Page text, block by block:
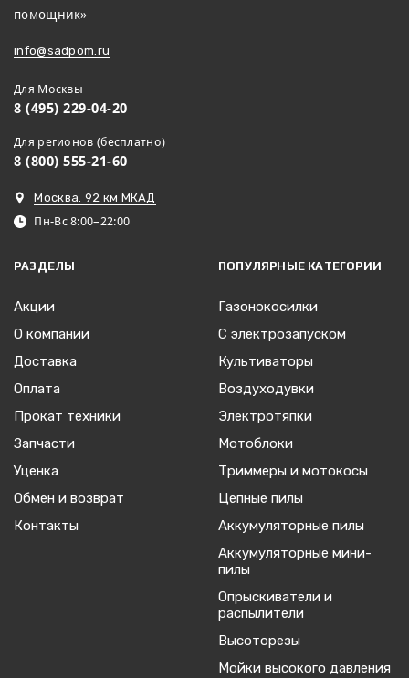
помощник»
info@sadpom.ru
Для Москвы
8 (495) 229-04-20
Для регионов (бесплатно)
8 (800) 555-21-60
Москва. 92 км МКАД
Пн-Вс 8:00–22:00
РАЗДЕЛЫ
Акции
О компании
Доставка
Оплата
Прокат техники
Запчасти
Уценка
Обмен и возврат
Контакты
ПОПУЛЯРНЫЕ КАТЕГОРИИ
Газонокосилки
С электрозапуском
Культиваторы
Воздуходувки
Электротяпки
Мотоблоки
Триммеры и мотокосы
Цепные пилы
Аккумуляторные пилы
Аккумуляторные мини-
пилы
Опрыскиватели и
распылители
Высоторезы
Мойки высокого давления